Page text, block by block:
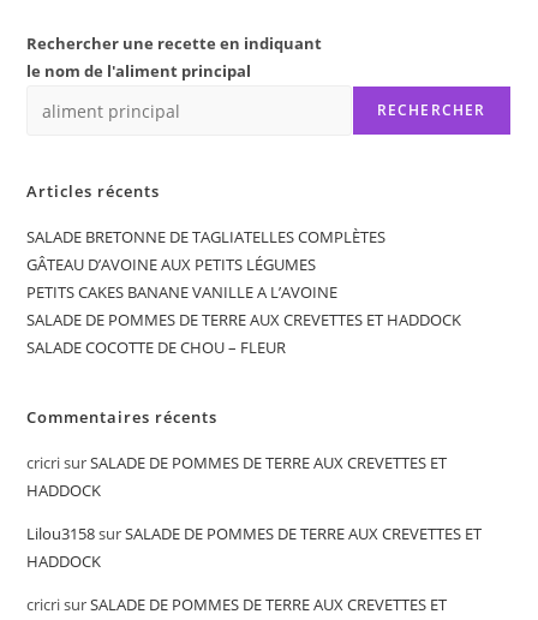
Rechercher une recette en indiquant
le nom de l'aliment principal
RECHERCHER
Articles récents
SALADE BRETONNE DE TAGLIATELLES COMPLÈTES
GÂTEAU D’AVOINE AUX PETITS LÉGUMES
PETITS CAKES BANANE VANILLE A L’AVOINE
SALADE DE POMMES DE TERRE AUX CREVETTES ET HADDOCK
SALADE COCOTTE DE CHOU – FLEUR
Commentaires récents
cricrisurSALADE DE POMMES DE TERRE AUX CREVETTES ET
HADDOCK
Lilou3158surSALADE DE POMMES DE TERRE AUX CREVETTES ET
HADDOCK
cricrisurSALADE DE POMMES DE TERRE AUX CREVETTES ET